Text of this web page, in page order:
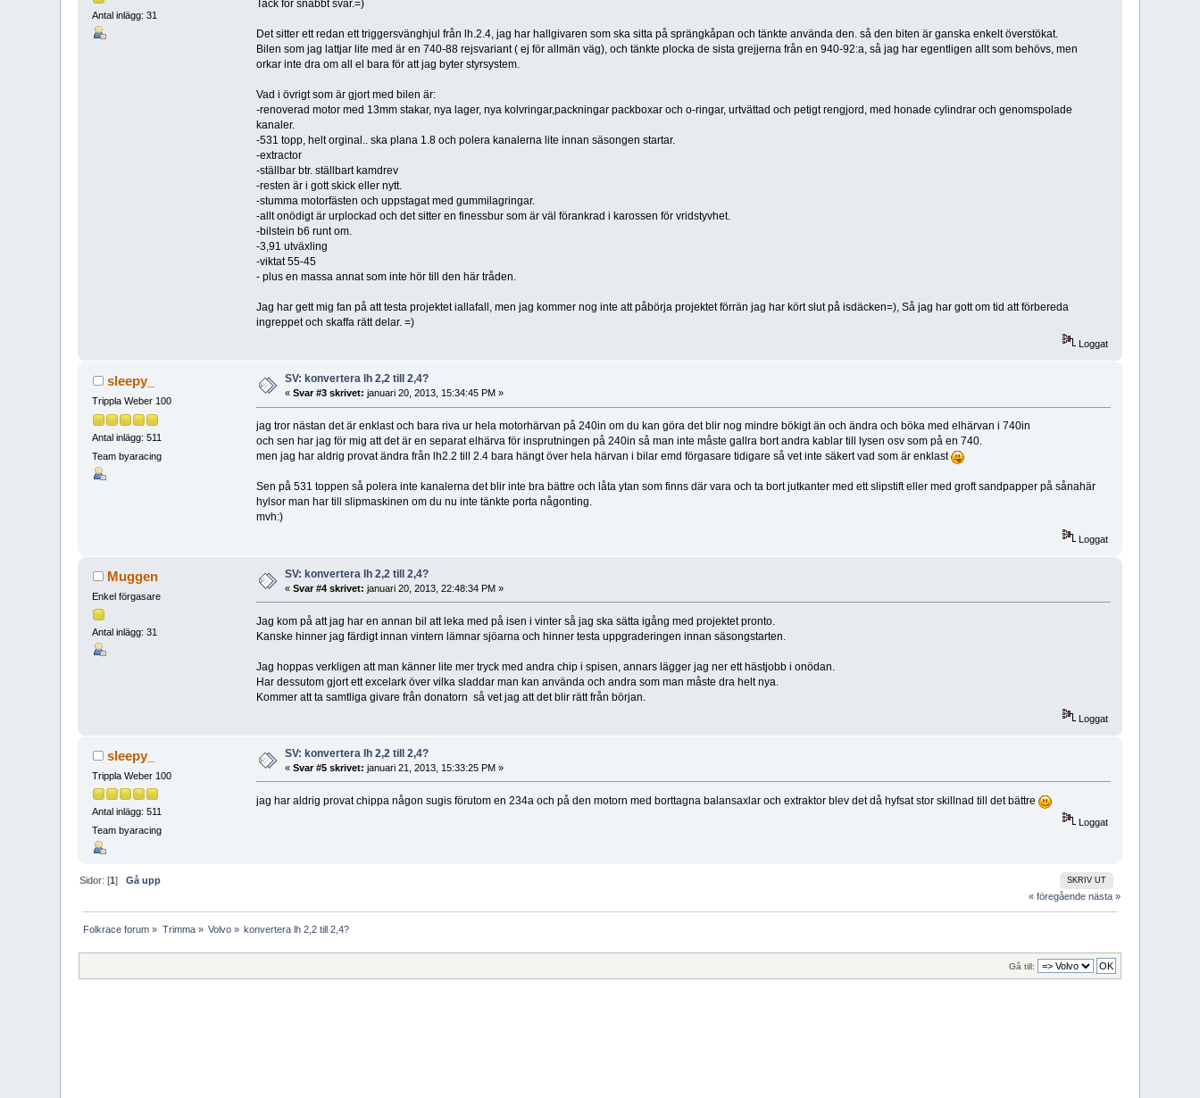
Antal inlägg: 31
Tack för snabbt svar.=)
Det sitter ett redan ett triggersvänghjul från lh.2.4, jag har hallgivaren som ska sitta på sprängkåpan och tänkte använda den. så den biten är ganska enkelt överstökat.
Bilen som jag lattjar lite med är en 740-88 rejsvariant ( ej för allmän väg), och tänkte plocka de sista grejjerna från en 940-92:a, så jag har egentligen allt som behövs, men
orkar inte dra om all el bara för att jag byter styrsystem.
Vad i övrigt som är gjort med bilen är:
-renoverad motor med 13mm stakar, nya lager, nya kolvringar,packningar packboxar och o-ringar, urtvättad och petigt rengjord, med honade cylindrar och genomspolade
kanaler.
-531 topp, helt orginal.. ska plana 1.8 och polera kanalerna lite innan säsongen startar.
-extractor
-ställbar btr. ställbart kamdrev
-resten är i gott skick eller nytt.
-stumma motorfästen och uppstagat med gummilagringar.
-allt onödigt är urplockad och det sitter en finessbur som är väl förankrad i karossen för vridstyvhet.
-bilstein b6 runt om.
-3,91 utväxling
-viktat 55-45
- plus en massa annat som inte hör till den här tråden.
Jag har gett mig fan på att testa projektet iallafall, men jag kommer nog inte att påbörja projektet förrän jag har kört slut på isdäcken=), Så jag har gott om tid att förbereda
ingreppet och skaffa rätt delar. =)
Loggat
sleepy_
Trippla Weber 100
Antal inlägg: 511
Team byaracing
SV: konvertera lh 2,2 till 2,4?
«Svar #3 skrivet: januari 20, 2013, 15:34:45 PM »
jag tror nästan det är enklast och bara riva ur hela motorhärvan på 240in om du kan göra det blir nog mindre bökigt än och ändra och böka med elhärvan i 740in
och sen har jag för mig att det är en separat elhärva för insprutningen på 240in så man inte måste gallra bort andra kablar till lysen osv som på en 740.
men jag har aldrig provat ändra från lh2.2 till 2.4 bara hängt över hela härvan i bilar emd förgasare tidigare så vet inte säkert vad som är enklast
Sen på 531 toppen så polera inte kanalerna det blir inte bra bättre och låta ytan som finns där vara och ta bort jutkanter med ett slipstift eller med groft sandpapper på sånahär
hylsor man har till slipmaskinen om du nu inte tänkte porta någonting.
mvh:)
Loggat
Muggen
Enkel förgasare
Antal inlägg: 31
SV: konvertera lh 2,2 till 2,4?
«Svar #4 skrivet: januari 20, 2013, 22:48:34 PM »
Jag kom på att jag har en annan bil att leka med på isen i vinter så jag ska sätta igång med projektet pronto.
Kanske hinner jag färdigt innan vintern lämnar sjöarna och hinner testa uppgraderingen innan säsongstarten.
Jag hoppas verkligen att man känner lite mer tryck med andra chip i spisen, annars lägger jag ner ett hästjobb i onödan.
Har dessutom gjort ett excelark över vilka sladdar man kan använda och andra som man måste dra helt nya.
Kommer att ta samtliga givare från donatorn så vet jag att det blir rätt från början.
Loggat
sleepy_
Trippla Weber 100
Antal inlägg: 511
Team byaracing
SV: konvertera lh 2,2 till 2,4?
«Svar #5 skrivet: januari 21, 2013, 15:33:25 PM »
jag har aldrig provat chippa någon sugis förutom en 234a och på den motorn med borttagna balansaxlar och extraktor blev det då hyfsat stor skillnad till det bättre
Loggat
SKRIV UT
Sidor: [1]Gå upp
« föregående nästa »
Folkrace forum » Trimma» Volvo » konvertera lh 2,2 till 2,4?
Gå till: